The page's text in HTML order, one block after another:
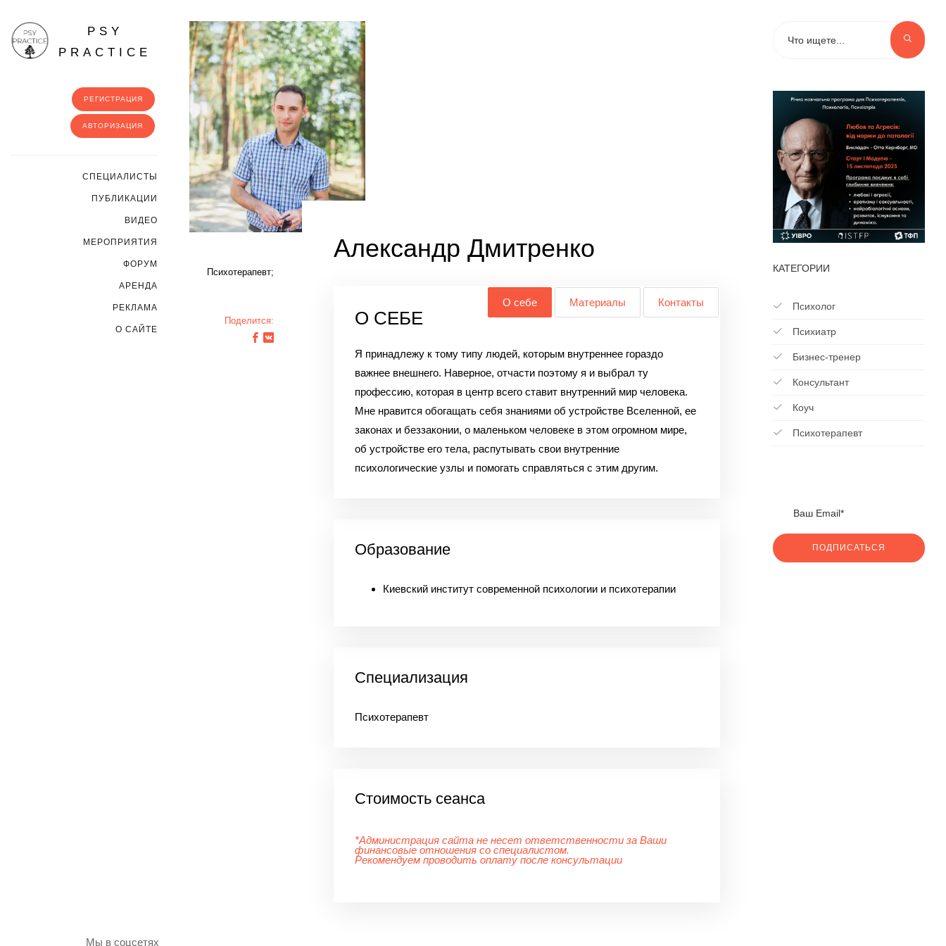
PSY
PRACTICE
РЕГИСТРАЦИЯ
АВТОРИЗАЦИЯ
CПЕЦИАЛИСТЫ
ПУБЛИКАЦИИ
ВИДЕО
МЕРОПРИЯТИЯ
ФОРУМ
АРЕНДА
РЕКЛАМА
О САЙТЕ
Мы в соцсетях
Психотерапевт;
Поделится:
Александр Дмитренко
О себе Материалы Контакты
О СЕБЕ
Я принадлежу к тому типу людей, которым внутреннее гораздо
важнее внешнего. Наверное, отчасти поэтому я и выбрал ту
профессию, которая в центр всего ставит внутренний мир человека.
Мне нравится обогащать себя знаниями об устройстве Вселенной, ее
законах и беззаконии, о маленьком человеке в этом огромном мире,
об устройстве его тела, распутывать свои внутренние
психологические узлы и помогать справляться с этим другим.
Образование
Киевский институт современной психологии и психотерапии
Специализация
Психотерапевт
Стоимость сеанса
*Администрация сайта не несет ответственности за Ваши
финансовые отношения со специалистом.
Рекомендуем проводить оплату после консультации
КАТЕГОРИИ
Психолог
Психиатр
Бизнес-тренер
Консультант
Коуч
Психотерапевт
ПОДПИСАТЬСЯ